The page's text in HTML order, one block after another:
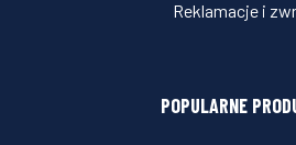
Reklamacje i
POPULARNE